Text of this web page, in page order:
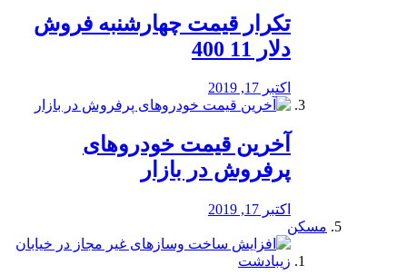
تکرار قیمت چهارشنبه فروش
دلار 11 400
اکتبر 17, 2019
آخرین قیمت خودرو‌های
پرفروش در بازار
اکتبر 17, 2019
مسکن